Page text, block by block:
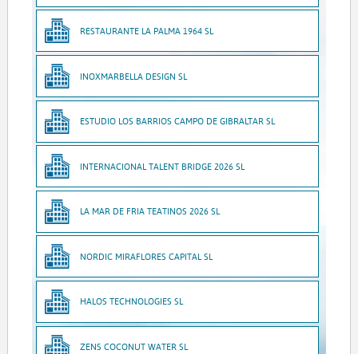
RESTAURANTE LA PALMA 1964 SL
INOXMARBELLA DESIGN SL
ESTUDIO LOS BARRIOS CAMPO DE GIBRALTAR SL
INTERNACIONAL TALENT BRIDGE 2026 SL
LA MAR DE FRIA TEATINOS 2026 SL
NORDIC MIRAFLORES CAPITAL SL
HALOS TECHNOLOGIES SL
ZENS COCONUT WATER SL